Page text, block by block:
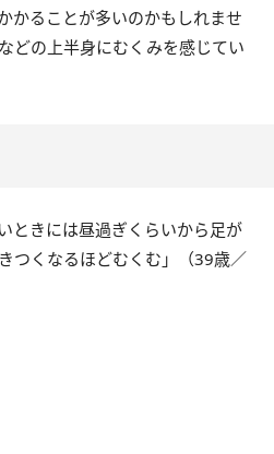
かることが多いのかもしれませ
どの上半身にむくみを感じてい
ときには昼過ぎくらいから足が
つくなるほどむくむ」（39歳／